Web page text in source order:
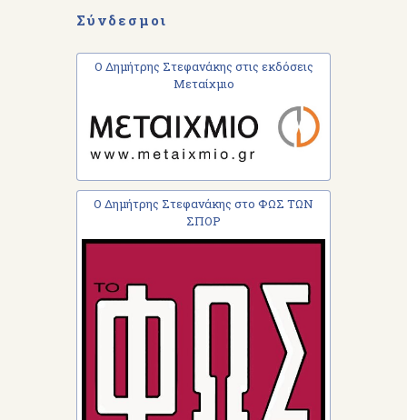
Σύνδεσμοι
Ο Δημήτρης Στεφανάκης στις εκδόσεις
Μεταίχμιο
Ο Δημήτρης Στεφανάκης στο ΦΩΣ ΤΩΝ
ΣΠΟΡ